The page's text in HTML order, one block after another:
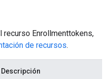
Enrollmenttokens,
de recursos.
Descripción